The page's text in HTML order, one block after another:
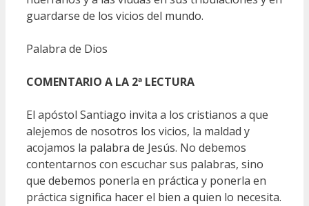
guardarse de los vicios del mundo.
Palabra de Dios
COMENTARIO A LA 2ª LECTURA
El apóstol Santiago invita a los cristianos a que
alejemos de nosotros los vicios, la maldad y
acojamos la palabra de Jesús. No debemos
contentarnos con escuchar sus palabras, sino
que debemos ponerla en práctica y ponerla en
práctica significa hacer el bien a quien lo necesita.